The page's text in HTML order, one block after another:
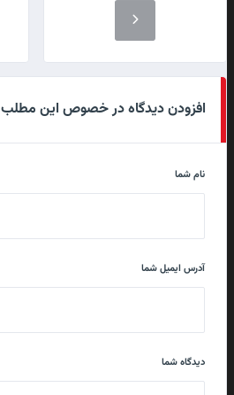
افزودن دیدگاه در خصوص این مطلب
نام شما
آدرس ایمیل شما
دیدگاه شما